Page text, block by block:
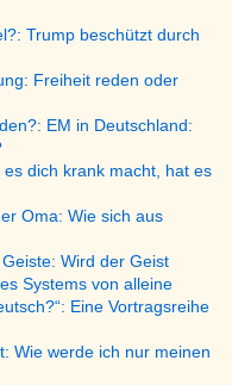
Trump beschützt durch
Freiheit reden oder
EM in Deutschland:
dich krank macht, hat es
Oma: Wie sich aus
Wird der Geist
Systems von alleine
Eine Vortragsreihe
Wie werde ich nur meinen